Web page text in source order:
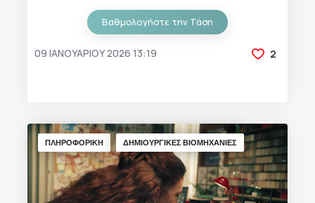
Βαθμολογήστε την Τάση
09 ΙΑΝΟΥΑΡΊΟΥ 2026 13:19 2
ΠΛΗΡΟΦΟΡΙΚΗ ΔΗΜΙΟΥΡΓΙΚΕΣ ΒΙΟΜΗΧΑΝΙΕΣ